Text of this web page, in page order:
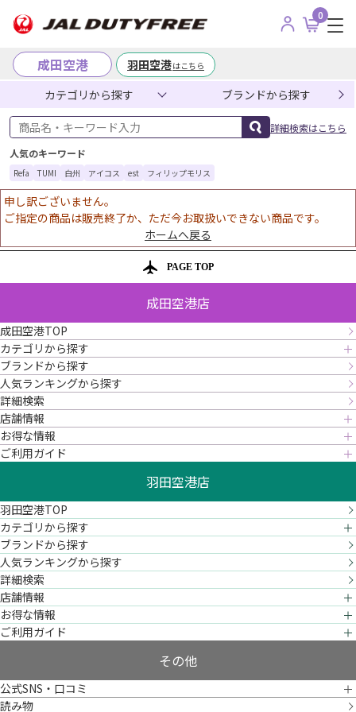
0
成田空港 羽田空港はこちら
カテゴリから探す ブランドから探す
商品名・キーワード入力
詳細検索はこちら
人気のキーワード
Refa TUMI 白州 アイコス est フィリップモリス
申し訳ございません。
ご指定の商品は販売終了か、ただ今お取扱いできない商品です。
ホームへ戻る
PAGE TOP
成田空港店
成田空港TOP
カテゴリから探す
ブランドから探す
人気ランキングから探す
詳細検索
店舗情報
お得な情報
ご利用ガイド
羽田空港店
羽田空港TOP
カテゴリから探す
ブランドから探す
人気ランキングから探す
詳細検索
店舗情報
お得な情報
ご利用ガイド
その他
公式SNS・口コミ
読み物